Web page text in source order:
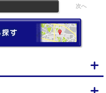
次へ